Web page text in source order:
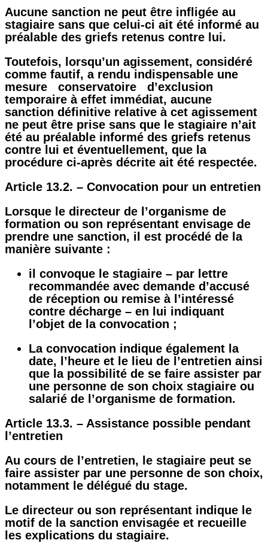
Aucune sanction ne peut être infligée au
stagiaire sans que celui-ci ait été informé au
préalable des griefs retenus contre lui.
Toutefois, lorsqu’un agissement, considéré
comme fautif, a rendu indispensable une
mesure conservatoire d’exclusion
temporaire à effet immédiat, aucune
sanction définitive relative à cet agissement
ne peut être prise sans que le stagiaire n’ait
été au préalable informé des griefs retenus
contre lui et éventuellement, que la
procédure ci-après décrite ait été respectée.
Article 13.2. – Convocation pour un entretien
Lorsque le directeur de l’organisme de
formation ou son représentant envisage de
prendre une sanction, il est procédé de la
manière suivante :
il convoque le stagiaire – par lettre
recommandée avec demande d’accusé
de réception ou remise à l’intéressé
contre décharge – en lui indiquant
l’objet de la convocation ;
La convocation indique également la
date, l’heure et le lieu de l’entretien ainsi
que la possibilité de se faire assister par
une personne de son choix stagiaire ou
salarié de l’organisme de formation.
Article 13.3. – Assistance possible pendant
l’entretien
Au cours de l’entretien, le stagiaire peut se
faire assister par une personne de son choix,
notamment le délégué du stage.
Le directeur ou son représentant indique le
motif de la sanction envisagée et recueille
les explications du stagiaire.